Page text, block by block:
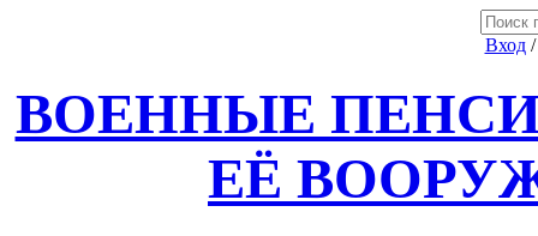
Вход
ВОЕННЫЕ
ЕЁ